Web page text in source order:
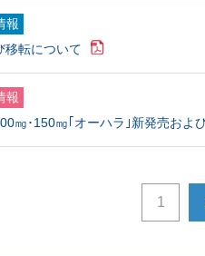
報
移転について
報
㎎･150㎎｢オーハラ｣新発売およ
1